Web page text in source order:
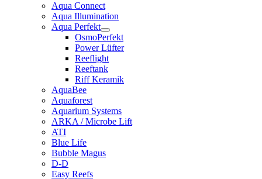
Aqua Connect
Aqua Illumination
Aqua Perfekt
OsmoPerfekt
Power Lüfter
Reeflight
Reeftank
Riff Keramik
AquaBee
Aquaforest
Aquarium Systems
ARKA / Microbe Lift
ATI
Blue Life
Bubble Magus
D-D
Easy Reefs